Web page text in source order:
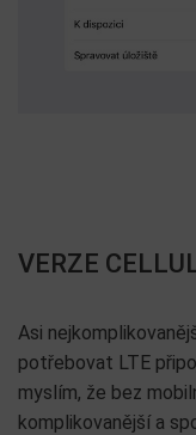
VERZE
Asi
potřebovat LTE
myslím, že bez
komplikovanější a